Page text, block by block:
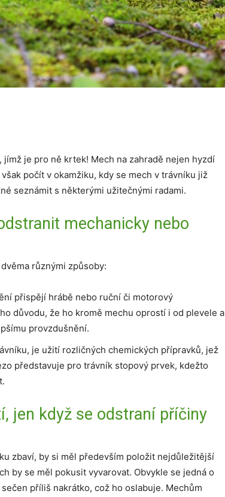
je pro ně krtek! Mech na zahradě nejen hyzdí
počít v okamžiku, kdy se mech v trávníku již
seznámit s některými užitečnými radami.
mechanicky nebo
různými způsoby:
přispějí hrábě nebo ruční či motorový
důvodu, že ho kromě mechu oprostí i od plevele a
provzdušnění.
je užití rozličných chemických přípravků, jež
představuje pro trávník stopový prvek, kdežto
jen když se odstraní příčiny
zbaví, by si měl především položit nejdůležitější
by se měl pokusit vyvarovat. Obvykle se jedná o
příliš nakrátko, což ho oslabuje. Mechům